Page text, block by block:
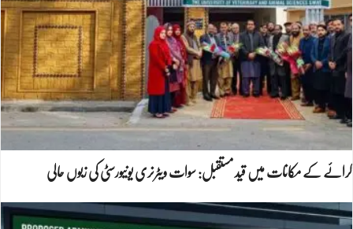
کرائے کے مکانات میں قید مستقبل: سوات ویٹرنری یونیورسٹی کی زبوں حالی